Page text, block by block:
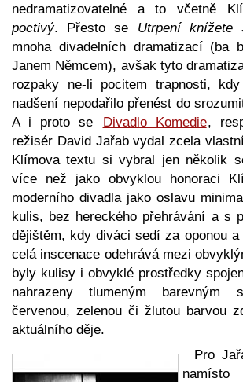
nedramatizovatelné a to včetně
poctivý. Přesto se Utrpení knížete
mnoha divadelních dramatizací (ba
Janem Němcem), avšak tyto
rozpaky ne-li pocitem trapnosti,
nadšení nepodařilo přenést do
A i proto se
Divadlo Komedie,
režisér David Jařab vydal zcela
Klímova textu si vybral jen několik
více než jako obvyklou honoraci
moderního divadla jako oslavu
kulis, bez hereckého přehrávání a s
dějištěm, kdy diváci sedí za oponou
celá inscenace odehrává mezi
byly kulisy i obvyklé prostředky
nahrazeny tlumeným barevným
červenou, zelenou či žlutou barvou
aktuálního děje.
Pro